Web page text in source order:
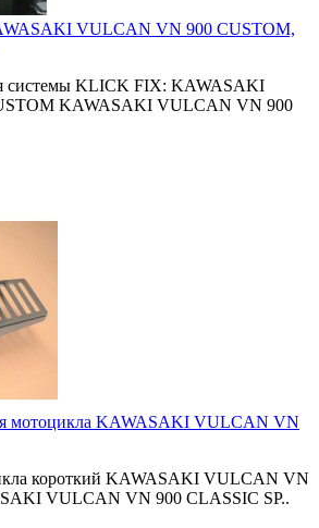
VULCAN VN 900 CUSTOM,
системы KLICK FIX: KAWASAKI
KAWASAKI VULCAN VN 900
мотоцикла KAWASAKI VULCAN VN
короткий KAWASAKI VULCAN VN
VULCAN VN 900 CLASSIC SP..